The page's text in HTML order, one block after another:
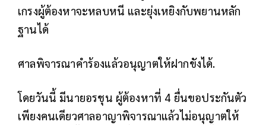
เกรงผู้ต้องหาจะหลบหนี และยุ่งเหยิงกับพยานหลัก
ฐานได้
ศาลพิจารณาคำร้องแล้วอนุญาตให้ฝากขังได้.
โดยวันนี้ มีนายอรชุน ผู้ต้องหาที่ 4 ยื่นขอประกันตัว
เพียงคนเดียวศาลอาญาพิจารณาแล้วไม่อนุญาตให้